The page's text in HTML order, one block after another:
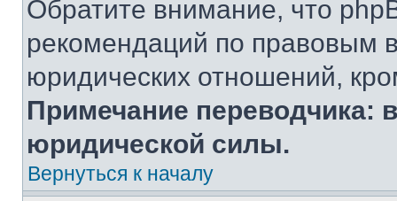
Обратите внимание, что
рекомендаций по правовым
юридических отношений,
Примечание переводчика:
юридической силы.
Вернуться к началу